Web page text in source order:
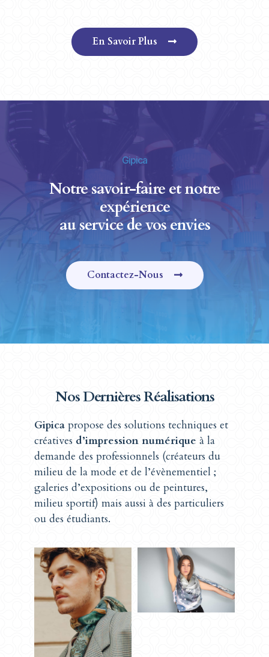
En Savoir Plus
Gipica
Notre savoir-faire et notre
expérience
au service de vos envies
Contactez-Nous
Nos Dernières Réalisations
Gipicapropose des solutions techniques et
créatives d’impression numérique à la
demande des professionnels (créateurs du
milieu de la mode et de l’évènementiel ;
galeries d’expositions ou de peintures,
milieu sportif) mais aussi à des particuliers
ou des étudiants.